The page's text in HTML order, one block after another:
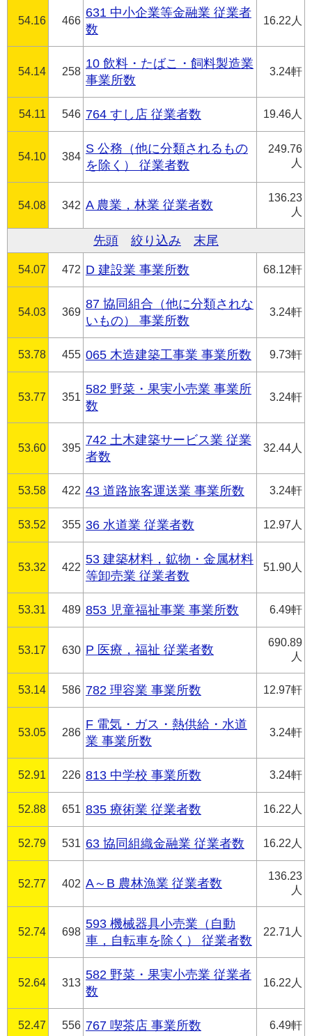
54.16 466
631 中小企業等金融業 従業者
数
16.22人
54.14 258
10 飲料・たばこ・飼料製造業
事業所数
3.24軒
54.11 546 764 すし店 従業者数 19.46人
54.10 384
S 公務（他に分類されるもの
を除く） 従業者数
249.76
人
54.08 342 A 農業，林業 従業者数
136.23
人
先頭 絞り込み 末尾
54.07 472 D 建設業 事業所数 68.12軒
54.03 369
87 協同組合（他に分類されな
いもの） 事業所数
3.24軒
53.78 455 065 木造建築工事業 事業所数 9.73軒
53.77 351
582 野菜・果実小売業 事業所
数
3.24軒
53.60 395
742 土木建築サービス業 従業
者数
32.44人
53.58 422 43 道路旅客運送業 事業所数 3.24軒
53.52 355 36 水道業 従業者数 12.97人
53.32 422
53 建築材料，鉱物・金属材料
等卸売業 従業者数
51.90人
53.31 489 853 児童福祉事業 事業所数 6.49軒
53.17 630 P 医療，福祉 従業者数
690.89
人
53.14 586 782 理容業 事業所数 12.97軒
53.05 286
F 電気・ガス・熱供給・水道
業 事業所数
3.24軒
52.91 226 813 中学校 事業所数 3.24軒
52.88 651 835 療術業 従業者数 16.22人
52.79 531 63 協同組織金融業 従業者数 16.22人
52.77 402 A～B 農林漁業 従業者数
136.23
人
52.74 698
593 機械器具小売業（自動
車，自転車を除く） 従業者数
22.71人
52.64 313
582 野菜・果実小売業 従業者
数
16.22人
52.47 556 767 喫茶店 事業所数 6.49軒